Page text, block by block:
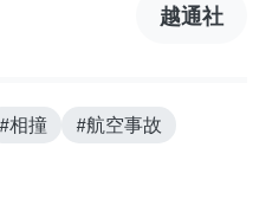
越通社
#相撞
#航空事故